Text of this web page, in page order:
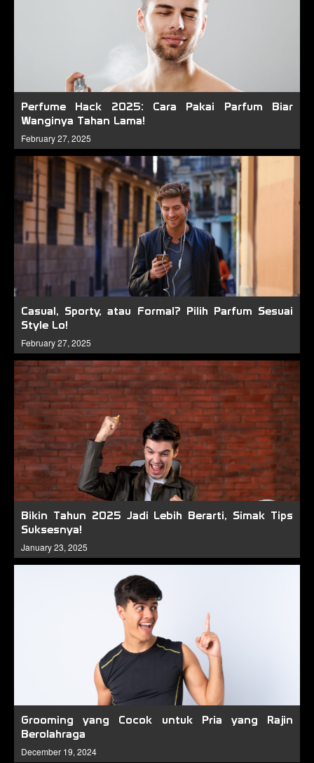
Perfume Hack 2025: Cara Pakai Parfum Biar
Wanginya Tahan Lama!
February 27, 2025
Casual, Sporty, atau Formal? Pilih Parfum Sesuai
Style Lo!
February 27, 2025
Bikin Tahun 2025 Jadi Lebih Berarti, Simak Tips
Suksesnya!
January 23, 2025
Grooming yang Cocok untuk Pria yang Rajin
Berolahraga
December 19, 2024